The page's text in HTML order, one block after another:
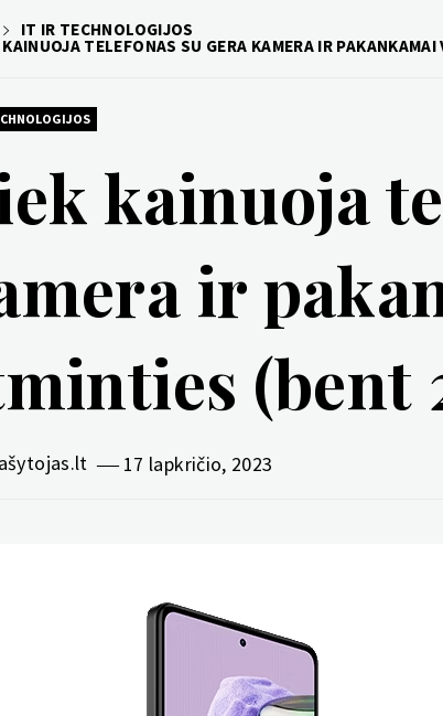
IT IR TECHNOLOGIJOS
TELEFONAS SU GERA KAMERA IR
kainuoja
ir
(bent
17 lapkričio, 2023